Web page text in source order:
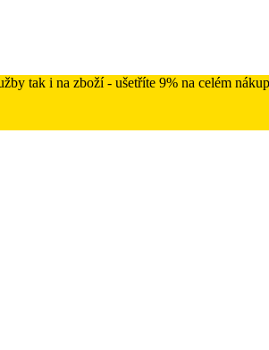
tak i na zboží - ušetříte 9% na celém